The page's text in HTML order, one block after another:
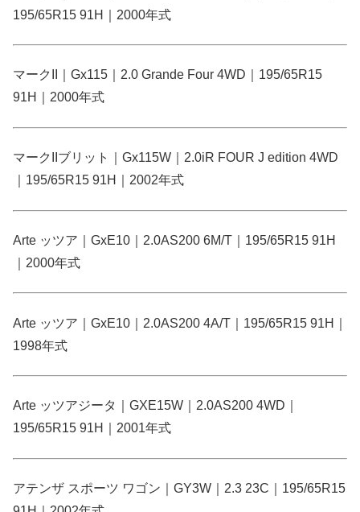
195/65R15 91H｜2000年式
マークII｜Gx115｜2.0 Grande Four 4WD｜195/65R15
91H｜2000年式
マークIIブリット｜Gx115W｜2.0iR FOUR J edition 4WD
｜195/65R15 91H｜2002年式
Arte ッツア｜GxE10｜2.0AS200 6M/T｜195/65R15 91H
｜2000年式
Arte ッツア｜GxE10｜2.0AS200 4A/T｜195/65R15 91H｜
1998年式
Arte ッツアジータ｜GXE15W｜2.0AS200 4WD｜
195/65R15 91H｜2001年式
アテンザ スポーツ ワゴン｜GY3W｜2.3 23C｜195/65R15